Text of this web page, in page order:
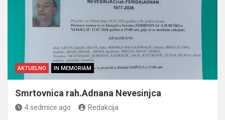
AKTUELNO IN MEMORIAM
Smrtovnica rah.Adnana Nevesinjca
4 sedmice ago Redakcija